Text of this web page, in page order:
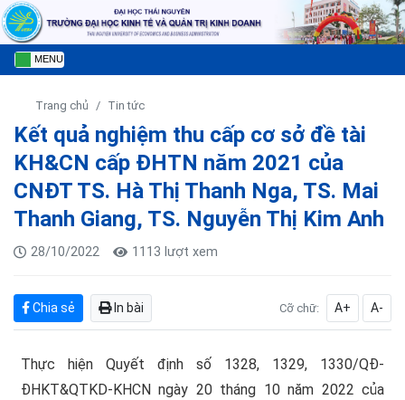
MENU
Trang chủ Tin tức
Kết quả nghiệm thu cấp cơ sở đề tài
KH&CN cấp ĐHTN năm 2021 của
CNĐT TS. Hà Thị Thanh Nga, TS. Mai
Thanh Giang, TS. Nguyễn Thị Kim Anh
28/10/2022 1113 lượt xem
Chia sẻ In bài Cỡ chữ: A+ A-
Thực hiện Quyết định số 1328, 1329, 1330/QĐ-
ĐHKT&QTKD-KHCN ngày 20 tháng 10 năm 2022 của